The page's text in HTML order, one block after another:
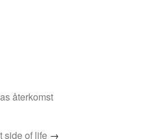
återkomst
side of life →